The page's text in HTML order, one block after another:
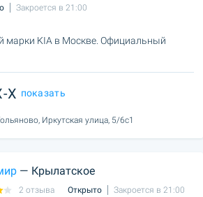
Закроется в 21:00
марки KIA в Москве. Официальный
X показать
Иркутская улица, 5/6с1
— Крылатское
2 отзыва Открыто Закроется в 21:00